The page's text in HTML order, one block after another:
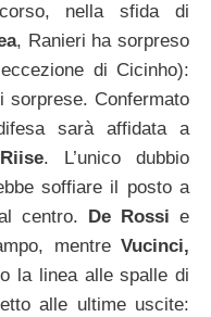
nella sfida di
, Ranieri ha sorpreso
di Cicinho):
sorprese. Confermato
sarà affidata a
. L’unico dubbio
soffiare il posto a
centro.
De Rossi e
mentre Vucinci,
la linea alle spalle di
alle ultime uscite: